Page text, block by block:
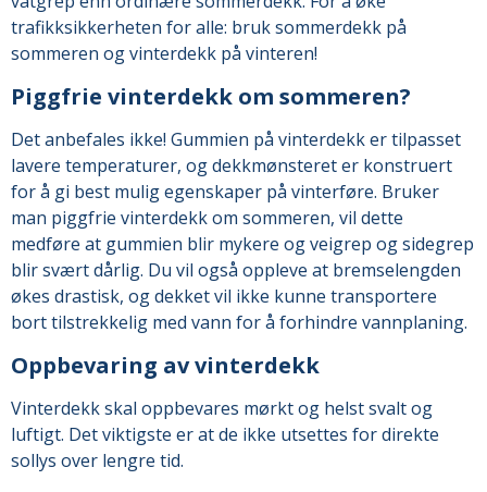
trafikksikkerheten for alle: bruk sommerdekk på
sommeren og vinterdekk på vinteren!
Piggfrie vinterdekk om sommeren?
Det anbefales ikke! Gummien på vinterdekk er tilpasset
lavere temperaturer, og dekkmønsteret er konstruert
for å gi best mulig egenskaper på vinterføre. Bruker
man piggfrie vinterdekk om sommeren, vil dette
medføre at gummien blir mykere og veigrep og sidegrep
blir svært dårlig. Du vil også oppleve at bremselengden
økes drastisk, og dekket vil ikke kunne transportere
bort tilstrekkelig med vann for å forhindre vannplaning.
Oppbevaring av vinterdekk
Vinterdekk skal oppbevares mørkt og helst svalt og
luftigt. Det viktigste er at de ikke utsettes for direkte
sollys over lengre tid.